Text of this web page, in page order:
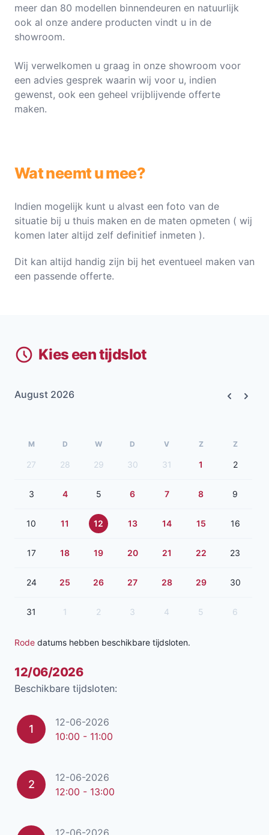
meer dan 80 modellen binnendeuren en natuurlijk
ook al onze andere producten vindt u in de
showroom.
Wij verwelkomen u graag in onze showroom voor
een advies gesprek waarin wij voor u, indien
gewenst, ook een geheel vrijblijvende offerte
maken.
Wat neemt u mee?
Indien mogelijk kunt u alvast een foto van de
situatie bij u thuis maken en de maten opmeten ( wij
komen later altijd zelf definitief inmeten ).
Dit kan altijd handig zijn bij het eventueel maken van
een passende offerte.
Kies een tijdslot
August 2026
M D W D V Z Z
27 28 29 30 31 1 2
3 4 5 6 7 8 9
10 11 12 13 14 15 16
17 18 19 20 21 22 23
24 25 26 27 28 29 30
31 1 2 3 4 5 6
Rode datums hebben beschikbare tijdsloten.
12/06/2026
Beschikbare tijdsloten:
1
12-06-2026
10:00 - 11:00
2
12-06-2026
12:00 - 13:00
12-06-2026